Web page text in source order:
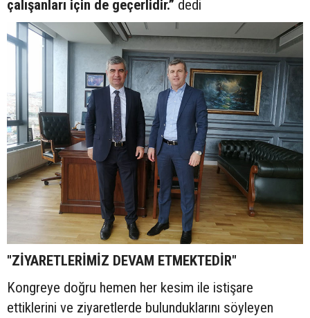
çalışanları için de geçerlidir.” dedi
"ZİYARETLERİMİZ DEVAM ETMEKTEDİR"
Kongreye doğru hemen her kesim ile istişare
ettiklerini ve ziyaretlerde bulunduklarını söyleyen